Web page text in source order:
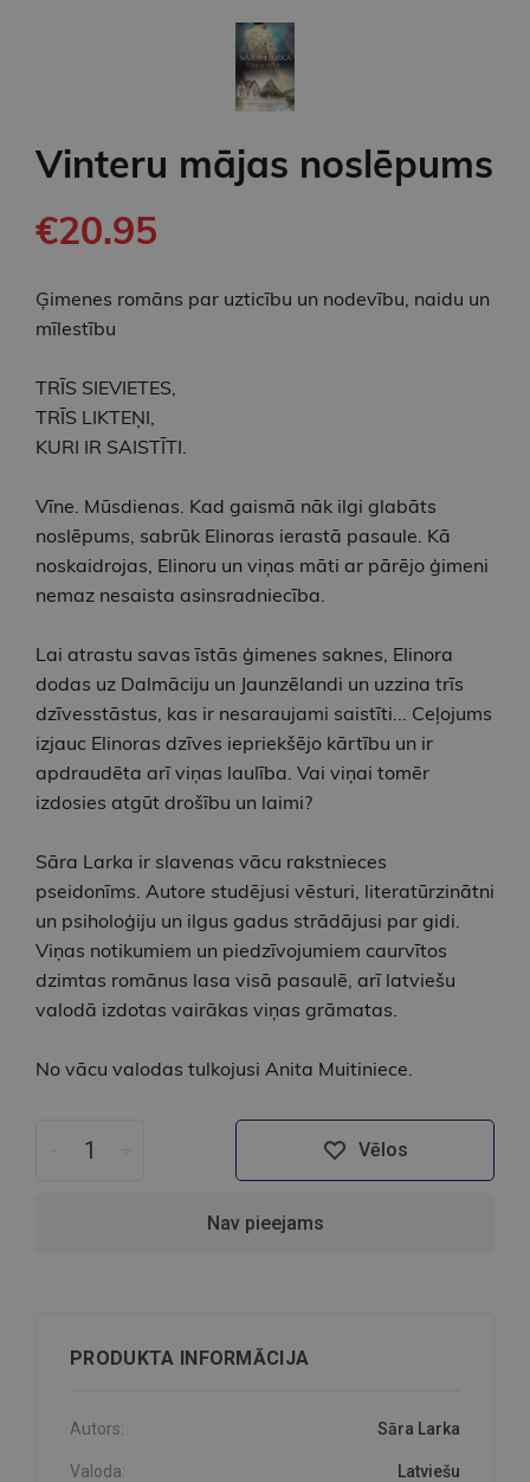
Vinteru mājas noslēpums
€20.95
Ģimenes romāns par uzticību un nodevību, naidu un
mīlestību
TRĪS SIEVIETES,
TRĪS LIKTEŅI,
KURI IR SAISTĪTI.
Vīne. Mūsdienas. Kad gaismā nāk ilgi glabāts
noslēpums, sabrūk Elinoras ierastā pasaule. Kā
noskaidrojas, Elinoru un viņas māti ar pārējo ģimeni
nemaz nesaista asinsradniecība.
Lai atrastu savas īstās ģimenes saknes, Elinora
dodas uz Dalmāciju un Jaunzēlandi un uzzina trīs
dzīvesstāstus, kas ir nesaraujami saistīti... Ceļojums
izjauc Elinoras dzīves iepriekšējo kārtību un ir
apdraudēta arī viņas laulība. Vai viņai tomēr
izdosies atgūt drošību un laimi?
Sāra Larka ir slavenas vācu rakstnieces
pseidonīms. Autore studējusi vēsturi, literatūrzinātni
un psiholoģiju un ilgus gadus strādājusi par gidi.
Viņas notikumiem un piedzīvojumiem caurvītos
dzimtas romānus lasa visā pasaulē, arī latviešu
valodā izdotas vairākas viņas grāmatas.
No vācu valodas tulkojusi Anita Muitiniece.
Vēlos
Nav pieejams
PRODUKTA INFORMĀCIJA
Autors: Sāra Larka
Valoda: Latviešu